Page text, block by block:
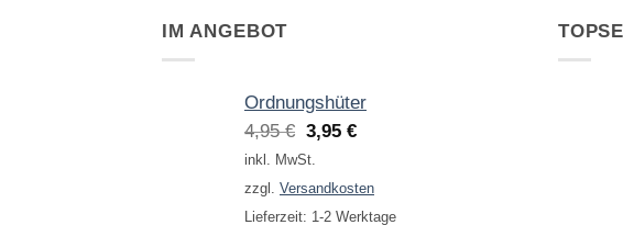
IM ANGEBOT
Ordnungshüter
4,95€ Ursprünglicher
Preis
war:
4,95 €
3,95 €Aktueller
3,95 €.
inkl. MwSt.
zzgl. Versandkosten
Lieferzeit: 1-2 Werktage